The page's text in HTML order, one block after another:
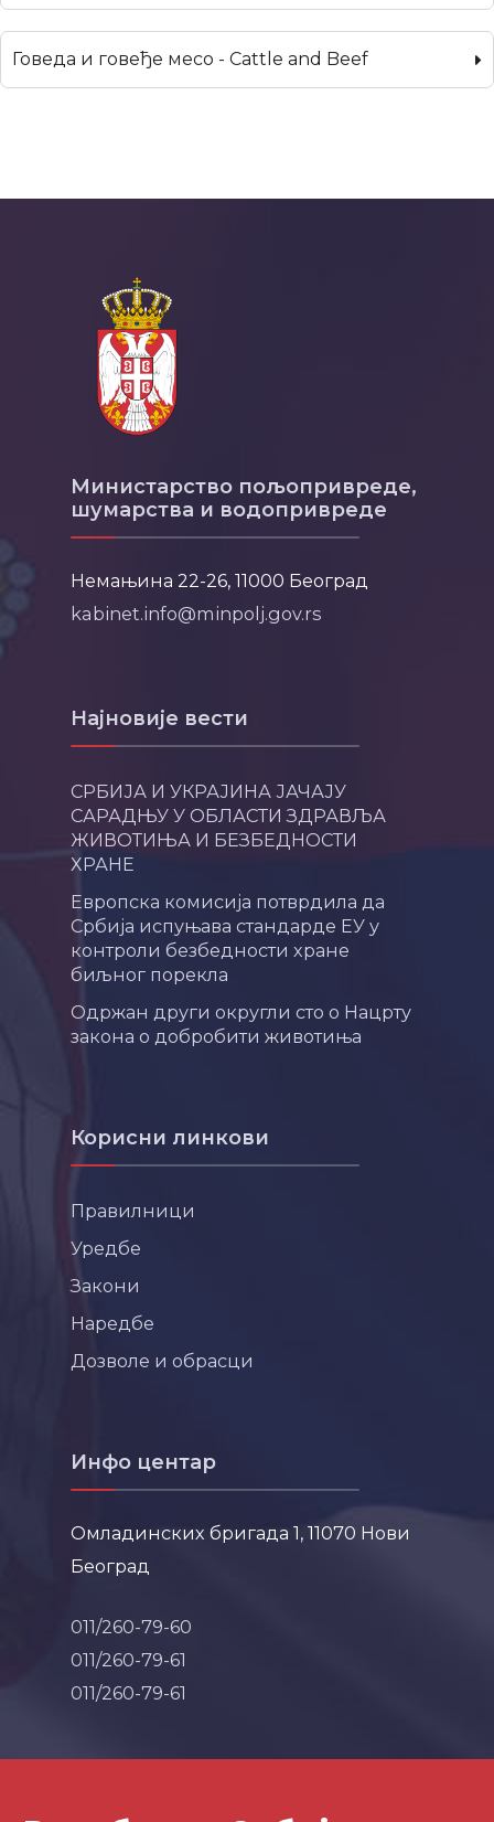
Говеда и говеђе месо - Cattle and Beef
Министарство пољопривреде,
шумарства и водопривреде
Немањина 22-26, 11000 Београд
kabinet.info@minpolj.gov.rs
Најновије вести
СРБИЈА И УКРАЈИНА ЈАЧАЈУ
САРАДЊУ У ОБЛАСТИ ЗДРАВЉА
ЖИВОТИЊА И БЕЗБЕДНОСТИ
ХРАНЕ
Европска комисија потврдила да
Србија испуњава стандарде ЕУ у
контроли безбедности хране
биљног порекла
Одржан други округли сто о Нацрту
закона о добробити животиња
Корисни линкови
Правилници
Уредбе
Закони
Наредбе
Дозволе и обрасци
Инфо центар
Омладинских бригада 1, 11070 Нови
Београд
011/260-79-60
011/260-79-61
011/260-79-61